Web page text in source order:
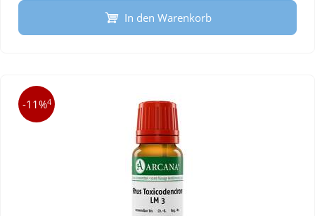
In den Warenkorb
-11%4